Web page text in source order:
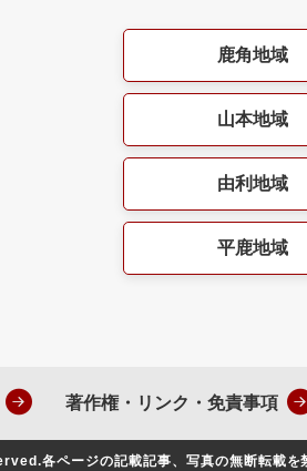
鹿角地域
山本地域
由利地域
平鹿地域
著作権・リンク・免責事項
各ページの記載記事、写真の無断転載を